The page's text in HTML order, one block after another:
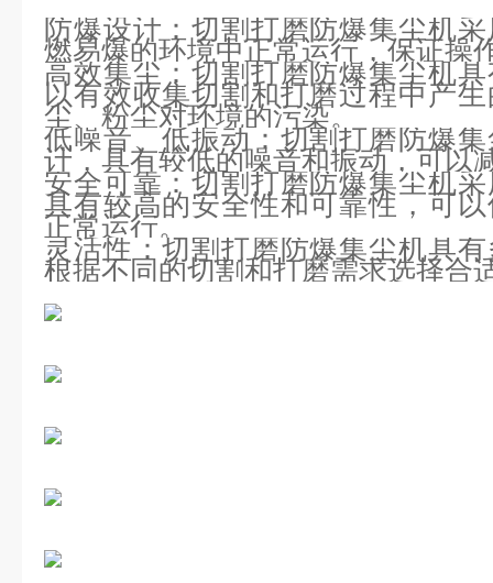
防爆设计：切割打磨防爆集尘机
燃易爆的环境中正常运行，保证操
高效集尘：切割打磨防爆集尘机
以有效收集切割和打磨过程中产
尘、粉尘对环境的污染。
低噪音、低振动：切割打磨防爆
计，具有较低的噪音和振动，可以
安全可靠：切割打磨防爆集尘机
具有较高的安全性和可靠性，可
正常运行。
灵活性：切割打磨防爆集尘机具
根据不同的切割和打磨需求选择合